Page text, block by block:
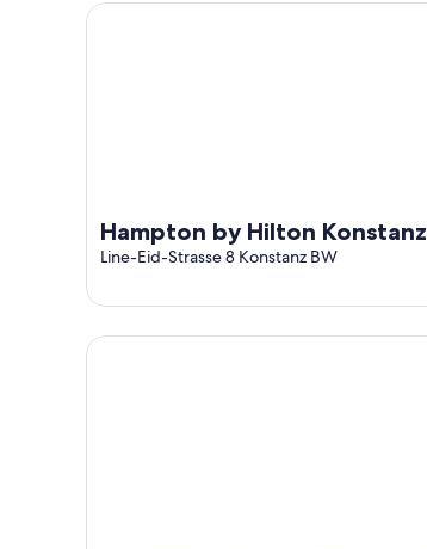
Hampton by Hilton Konstanz
Line-Eid-Strasse 8 Konstanz BW
Hampton by Hilton Konstanz
Mövenpick Hotel Zuerich-Airport